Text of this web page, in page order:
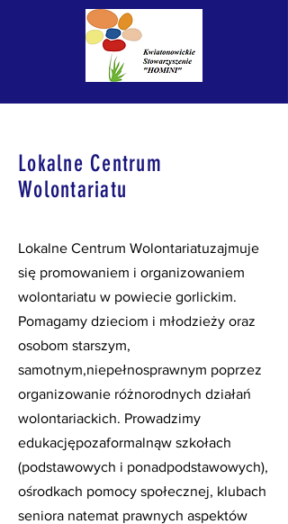
Lokalne Centrum
Wolontariatu
Lokalne Centrum Wolontariatuzajmuje
się promowaniem i organizowaniem
wolontariatu w powiecie gorlickim.
Pomagamy dzieciom i młodzieży oraz
osobom starszym,
samotnym,niepełnosprawnym poprzez
organizowanie różnorodnych działań
wolontariackich. Prowadzimy
edukacjępozaformalnąw szkołach
(podstawowych i ponadpodstawowych),
ośrodkach pomocy społecznej, klubach
seniora natemat prawnych aspektów